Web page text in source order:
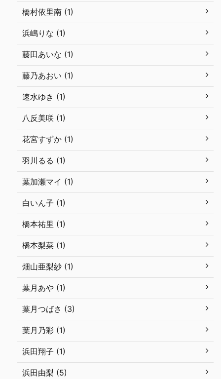
橋村依里南 (1)
浜嶋りな (1)
藤田あいな (1)
藤乃あおい (1)
速水ゆき (1)
八反美咲 (1)
花宮すずか (1)
羽川るる (1)
葉加瀬マイ (1)
白いん子 (1)
橋本祐里 (1)
橋本梨菜 (1)
畑山亜梨紗 (1)
葉月あや (1)
葉月つばさ (3)
葉月乃彩 (1)
浜田翔子 (1)
浜田由梨 (5)